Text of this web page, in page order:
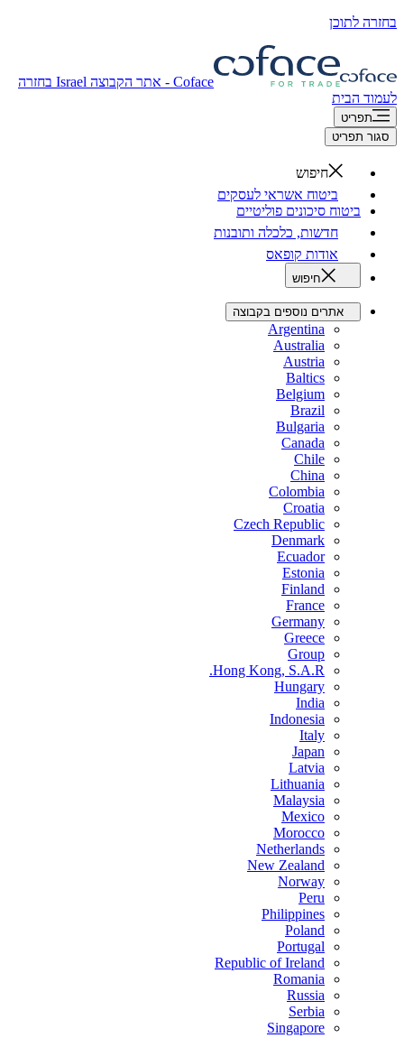
בחזרה לתוכן
Coface - אתר הקבוצה
בחזרה
לעמוד הבית
תפריט
סגור תפריט
חיפוש
ביטוח אשראי לעסקים
ביטוח סיכונים פוליטיים
חדשות, כלכלה ותובנות
אודות קופאס
חיפוש
אתרים נוספים בקבוצה
Argentina
Australia
Austria
Baltics
Belgium
Brazil
Bulgaria
Canada
Chile
China
Colombia
Croatia
Czech Republic
Denmark
Ecuador
Estonia
Finland
France
Germany
Greece
Group
Hong Kong, S.A.R.
Hungary
India
Indonesia
Italy
Japan
Latvia
Lithuania
Malaysia
Mexico
Morocco
Netherlands
New Zealand
Norway
Peru
Philippines
Poland
Portugal
Republic of Ireland
Romania
Russia
Serbia
Singapore